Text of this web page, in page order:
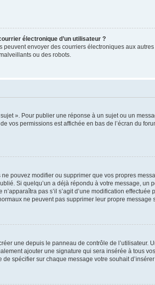
électronique d’un utilisateur ?
envoyer des courriers électroniques aux
ou des robots.
». Pour publier une réponse à un sujet ou un
vos permissions est affichée en bas de l’écran du
pouvez modifier ou supprimer que vos propres
Si quelqu’un a déjà répondu à votre message, un
pas s’il s’agit d’une modification
ne peuvent pas supprimer leur propre message
une depuis le panneau de contrôle de l’utilisateur.
ajouter une signature qui sera insérée à tous
spécifier sur chaque message votre souhait d’insérer